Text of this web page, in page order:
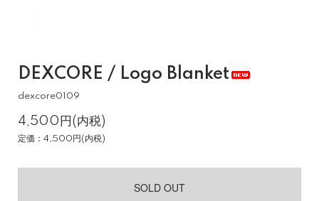
DEXCORE / Logo Blanket
dexcore0109
4,500円(内税)
定価：4,500円(内税)
SOLD OUT